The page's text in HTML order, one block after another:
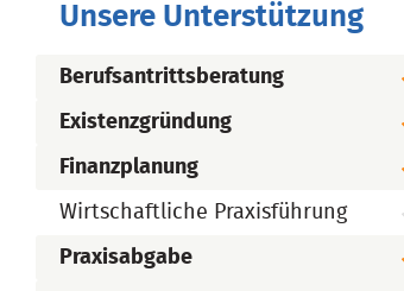
Unsere Unterstützung
Berufsantrittsberatung
Existenzgründung
Finanzplanung
Wirtschaftliche Praxisführung
Praxisabgabe